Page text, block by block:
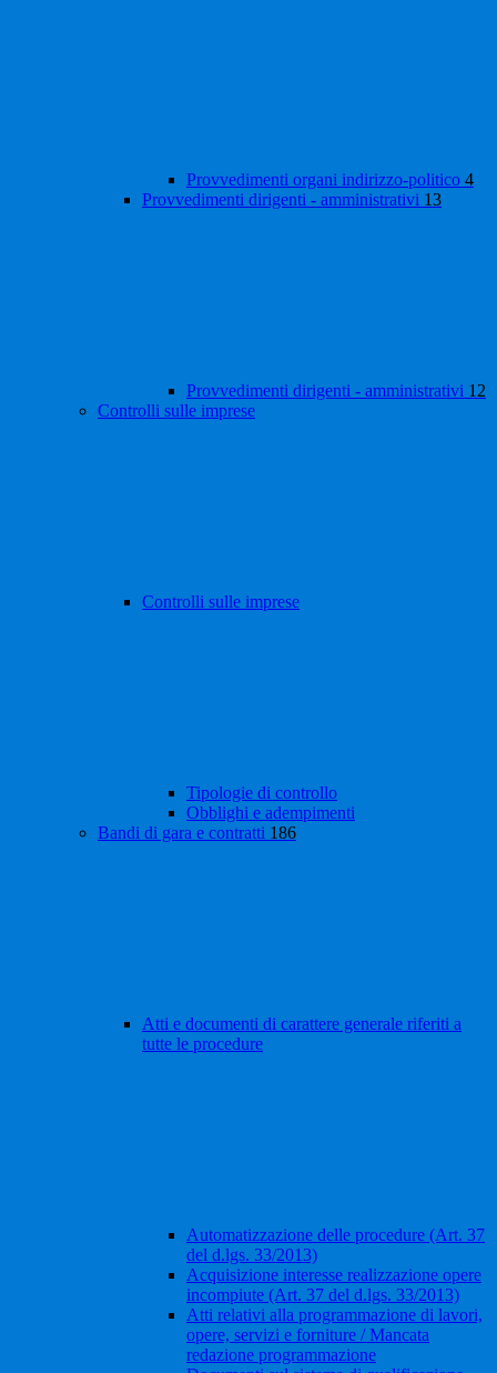
Provvedimenti organi indirizzo-politico 4
Provvedimenti dirigenti - amministrativi 13
Provvedimenti dirigenti - amministrativi 12
Controlli sulle imprese
Controlli sulle imprese
Tipologie di controllo
Obblighi e adempimenti
Bandi di gara e contratti 186
Atti e documenti di carattere generale riferiti a
tutte le procedure
Automatizzazione delle procedure (Art. 37
del d.lgs. 33/2013)
Acquisizione interesse realizzazione opere
incompiute (Art. 37 del d.lgs. 33/2013)
Atti relativi alla programmazione di lavori,
opere, servizi e forniture / Mancata
redazione programmazione